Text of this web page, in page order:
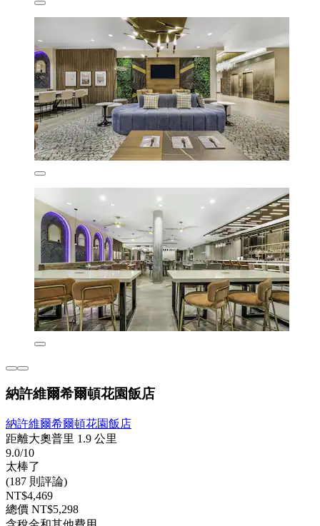
納許維爾希爾頓花園飯店
納許維爾希爾頓花園飯店
距離大奧普里 1.9 公里
9.0/10
太棒了
(187 則評論)
NT$4,469
總價 NT$5,298